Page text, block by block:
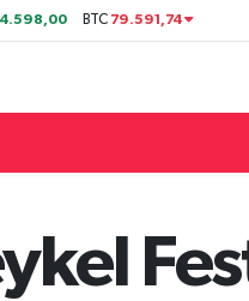
BTC 79.591,74